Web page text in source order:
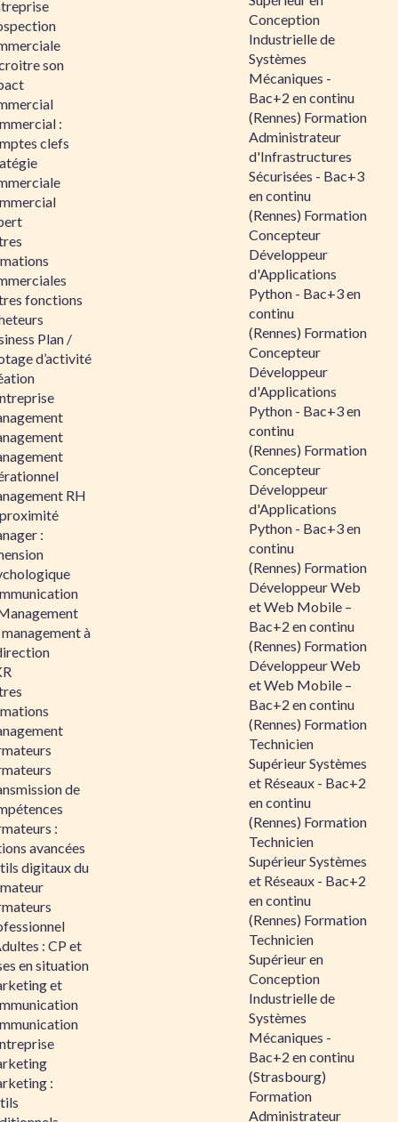
son
:
clefs
fonctions
Plan /
d’activité
RH
:
à
de
:
avancées
digitaux du
: CP et
en situation
et
:
Conception
Industrielle de
Systèmes
Mécaniques -
Bac+2 en continu
(Rennes) Formation
Administrateur
d'Infrastructures
Sécurisées - Bac+3
en continu
(Rennes) Formation
Concepteur
Développeur
d'Applications
Python - Bac+3 en
continu
(Rennes) Formation
Concepteur
Développeur
d'Applications
Python - Bac+3 en
continu
(Rennes) Formation
Concepteur
Développeur
d'Applications
Python - Bac+3 en
continu
(Rennes) Formation
Développeur Web
et Web Mobile –
Bac+2 en continu
(Rennes) Formation
Développeur Web
et Web Mobile –
Bac+2 en continu
(Rennes) Formation
Technicien
Supérieur Systèmes
et Réseaux - Bac+2
en continu
(Rennes) Formation
Technicien
Supérieur Systèmes
et Réseaux - Bac+2
en continu
(Rennes) Formation
Technicien
Supérieur en
Conception
Industrielle de
Systèmes
Mécaniques -
Bac+2 en continu
(Strasbourg)
Formation
Administrateur